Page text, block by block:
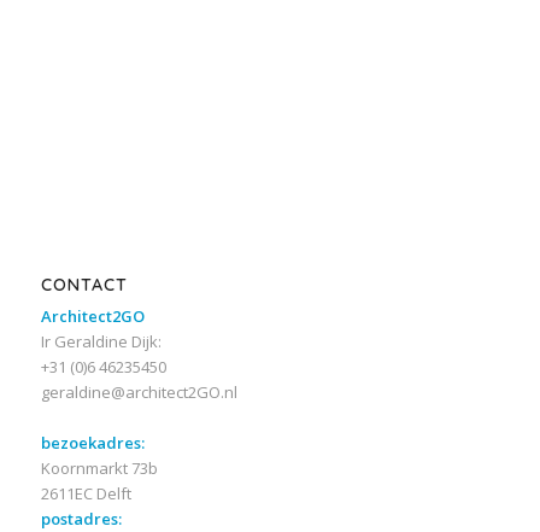
CONTACT
Architect2GO
Ir Geraldine Dijk:
+31 (0)6 46235450
geraldine@architect2GO.nl
bezoekadres:
Koornmarkt 73b
2611EC Delft
postadres: